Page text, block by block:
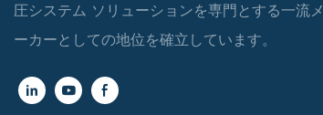
圧システム ソリューションを専門とする一流メ
ーカーとしての地位を確立しています。